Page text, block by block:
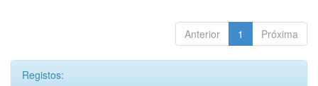
Anterior 1 Próxima
Registos: